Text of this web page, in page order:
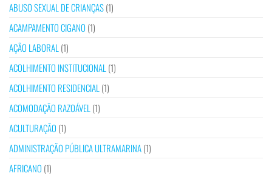
ABUSO SEXUAL DE CRIANÇAS(1)
ACAMPAMENTO CIGANO (1)
AÇÃO LABORAL (1)
ACOLHIMENTO INSTITUCIONAL (1)
ACOLHIMENTO RESIDENCIAL (1)
ACOMODAÇÃO RAZOÁVEL (1)
ACULTURAÇÃO (1)
ADMINISTRAÇÃO PÚBLICA ULTRAMARINA(1)
AFRICANO (1)